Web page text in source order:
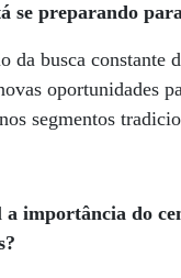
se preparando
da busca constante
oportunidades
segmentos
a importância do